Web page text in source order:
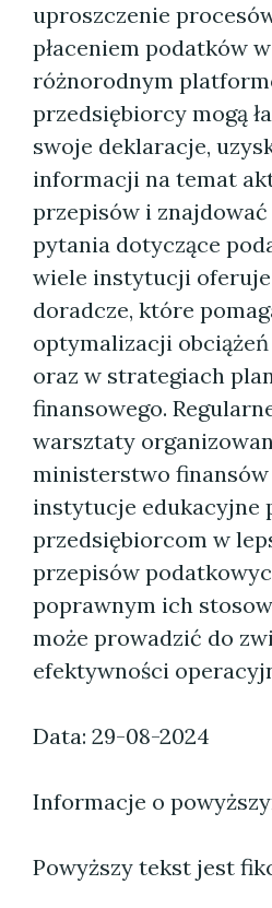
uproszczenie
płaceniem podatków
różnorodnym
przedsiębiorcy mogą
swoje deklaracje,
informacji na temat
przepisów i
pytania dotyczące
wiele instytucji
doradcze, które
optymalizacji
oraz w strategiach
finansowego.
warsztaty
ministerstwo finansów
instytucje edukacyjne
przedsiębiorcom w
przepisów
poprawnym ich
może prowadzić do
efektywności
Data: 29-08-2024
Informacje o
Powyższy tekst jest